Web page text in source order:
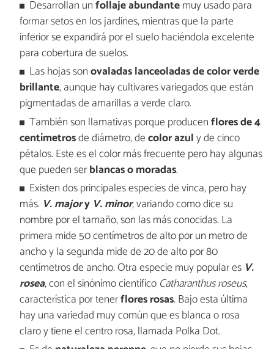
Desarrollan unfollaje abundantemuy usado para
formar setos en los jardines, mientras que la parte
inferior se expandirá por el suelo haciéndola excelente
para cobertura de suelos.
Las hojas sonovaladas lanceoladas de color verde
brillante, aunque hay cultivares variegados que están
pigmentadas de amarillas a verde claro.
También son llamativas porque producenflores de 4
centímetrosde diámetro, decolor azuly de cinco
pétalos. Este es el color más frecuente pero hay algunas
que pueden serblancas o moradas.
Existen dos principales especies de vinca, pero hay
más. V. majory V. minor, variando como dice su
nombre por el tamaño, son las más conocidas. La
primera mide 50 centímetros de alto por un metro de
ancho y la segunda mide de 20 de alto por 80
centímetros de ancho. Otra especie muy popular es V.
rosea, con el sinónimo científico Catharanthus roseus,
característica por tenerflores rosas. Bajo esta última
hay una variedad muy común que es blanca o rosa
claro y tiene el centro rosa, llamada Polka Dot.